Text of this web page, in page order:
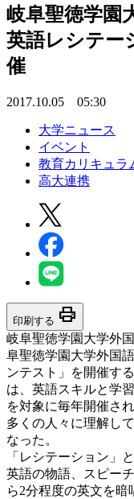
岐阜聖徳学園
英語レシテー
催
2017.10.05 05:30
大学ニュース
イベント
教育カリキュラ
高大連携
印刷する print
岐阜聖徳学園大学外
阜聖徳学園大学外国
ンテスト」を開催す
は、英語スキルと学
を対象に毎年開催さ
多くの人々に理解し
なった。
「レシテーション」
英語の物語、スピー
ら2分程度の英文を